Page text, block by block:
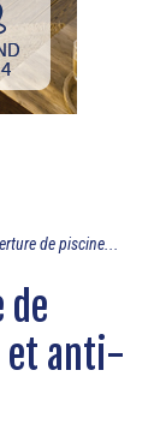
de piscine...
de
et anti-